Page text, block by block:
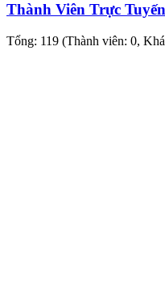
Thành Viên Trực Tuyến
Tổng: 119 (Thành viên: 0,